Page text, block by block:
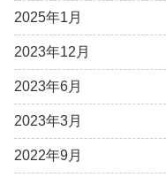
2025年1月
2023年12月
2023年6月
2023年3月
2022年9月